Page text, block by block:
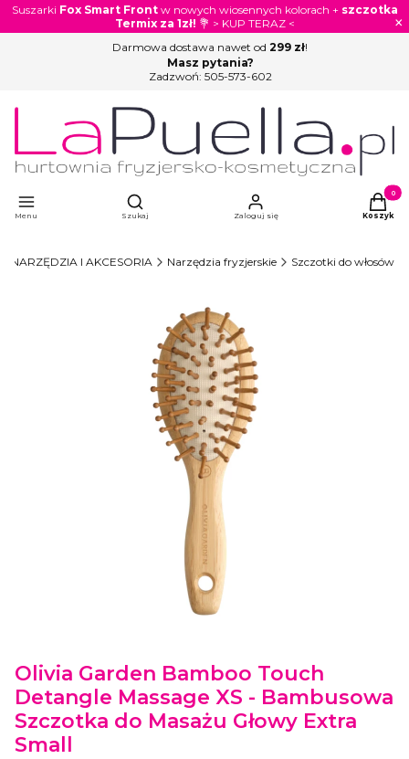
Suszarki Fox Smart Frontw nowych wiosennych kolorach + szczotka
Termix za 1zł! 💐 > KUP TERAZ < ×
Darmowa dostawa nawet od 299 zł!
Masz pytania?
Zadzwoń: 505-573-602
Menu
Otwórz wyszukiwarkę
Szukaj Zaloguj się Koszyk
NARZĘDZIA I AKCESORIA Narzędzia fryzjerskie Szczotki do włosów
Olivia Garden Bamboo Touch
Detangle Massage XS - Bambusowa
Szczotka do Masażu Głowy Extra
Small